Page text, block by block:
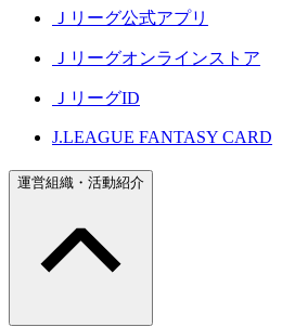
Ｊリーグ公式アプリ
Ｊリーグオンラインストア
ＪリーグID
J.LEAGUE FANTASY CARD
運営組織・活動紹介